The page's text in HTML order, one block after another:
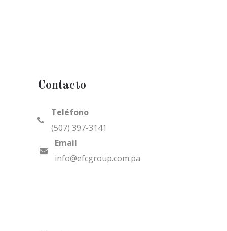
Contacto
Teléfono
(507) 397-3141
Email
info@efcgroup.com.pa